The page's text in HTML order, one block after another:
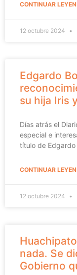
CONTINUAR
12 octubre 2024
Edgardo
su hija Iris
Días atrás el
especial e
título de Edgardo
CONTINUAR
12 octubre 2024
nada. Se
Gobierno